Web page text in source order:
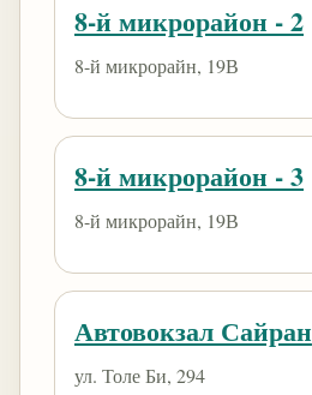
8-й микрорайон - 2
8-й микрорайн, 19В
8-й микрорайон - 3
8-й микрорайн, 19В
Автовокзал Сайран
ул. Толе Би, 294